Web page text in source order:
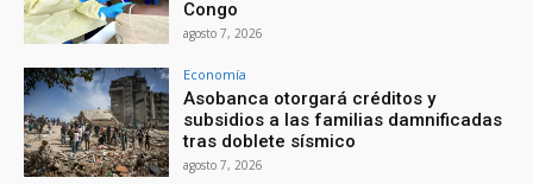
Congo
agosto 7, 2026
Economía
Asobanca otorgará créditos y
subsidios a las familias damnificadas
tras doblete sísmico
agosto 7, 2026